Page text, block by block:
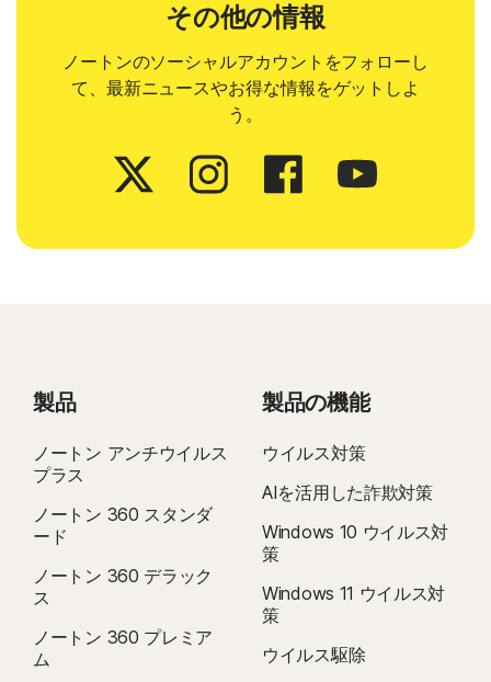
その他の情報
ノートンのソーシャルアカウントをフォローし
て、最新ニュースやお得な情報をゲットしよ
う。
製品
ノートン アンチウイルス
プラス
ノートン 360 スタンダ
ード
ノートン 360 デラック
ス
ノートン 360 プレミア
ム
製品の機能
ウイルス対策
AIを活用した詐欺対策
Windows 10 ウイルス対
策
Windows 11 ウイルス対
策
ウイルス駆除